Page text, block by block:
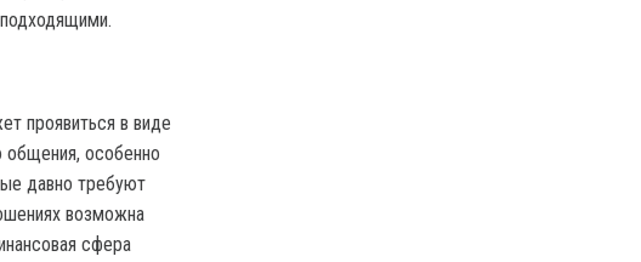
проявиться в виде
общения, особенно
давно требуют
возможна
сфера